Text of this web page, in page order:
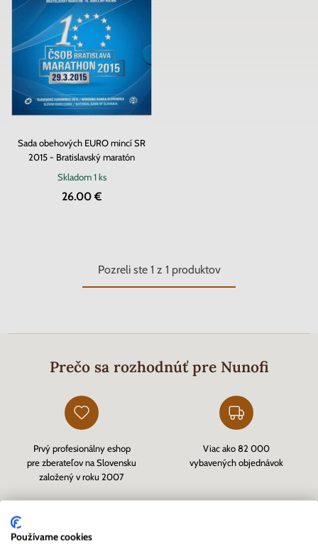
Sada obehových EURO mincí SR
2015 - Bratislavský maratón
Skladom1 ks
26.00 €
Pozreli ste 1 z 1 produktov
Prečo sa rozhodnúť pre Nunofi
Prvý profesionálny eshop
pre zberateľov na Slovensku
založený v roku 2007
Viac ako 82 000
vybavených objednávok
Používame cookies